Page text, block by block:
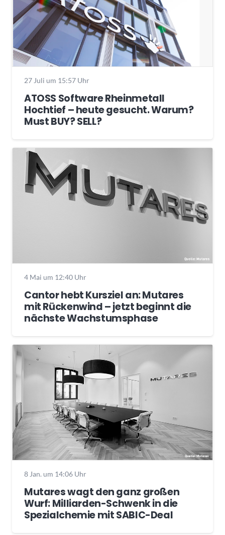
27 Juli um 15:57 Uhr
ATOSS Software Rheinmetall
Hochtief – heute gesucht. Warum?
Must BUY? SELL?
4 Mai um 12:40 Uhr
Cantor hebt Kursziel an: Mutares
mit Rückenwind – jetzt beginnt die
nächste Wachstumsphase
8 Jan. um 14:06 Uhr
Mutares wagt den ganz großen
Wurf: Milliarden-Schwenk in die
Spezialchemie mit SABIC-Deal